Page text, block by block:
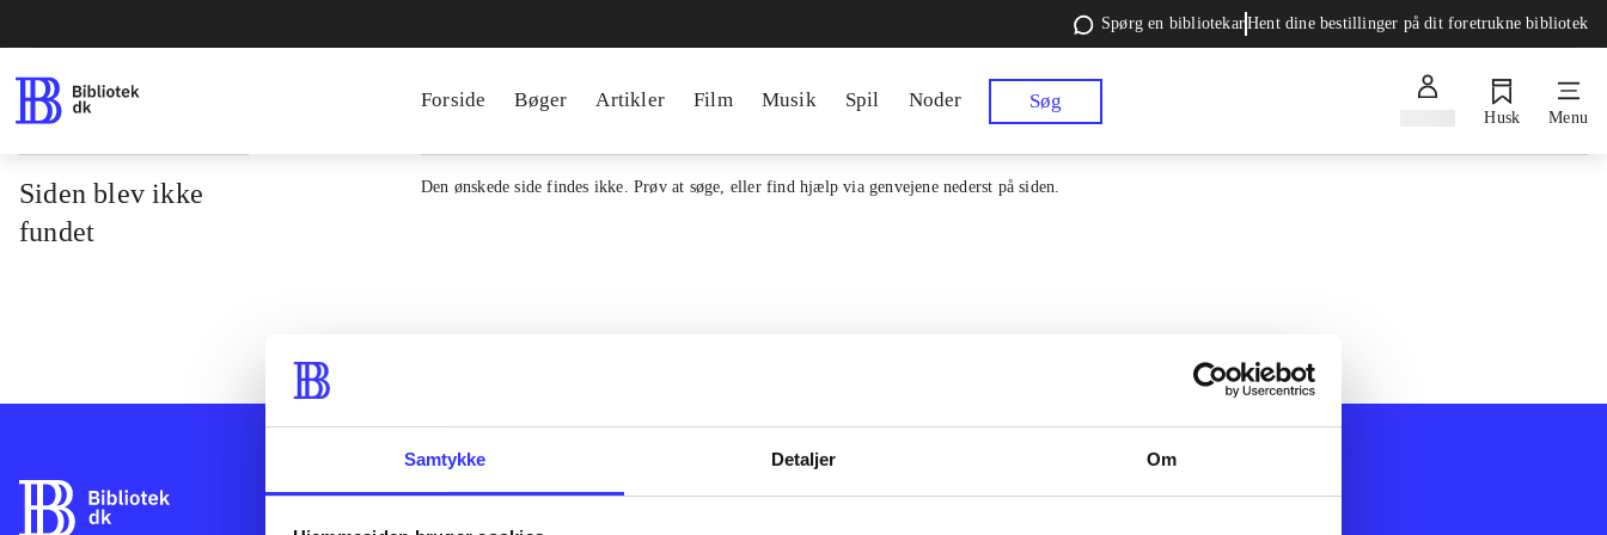
Samtykke Detaljer Om
Spørg en bibliotekarHent dine bestillinger på dit foretrukne bibliotek
Forside Bøger Artikler Film Musik Spil Noder Søg
Husk Menu
Siden blev ikke
fundet
Den ønskede side findes ikke. Prøv at søge, eller find hjælp via genvejene nederst på siden.
Bibliotek.dk er en samlet indgang til alle danske
Kontakt os Afdelinger